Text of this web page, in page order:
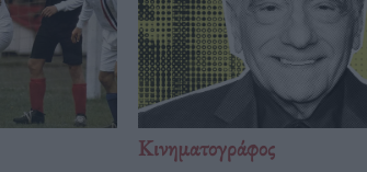
Κινηματογράφος